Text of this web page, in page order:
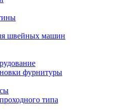
швейных машин
фурнитуры
типа